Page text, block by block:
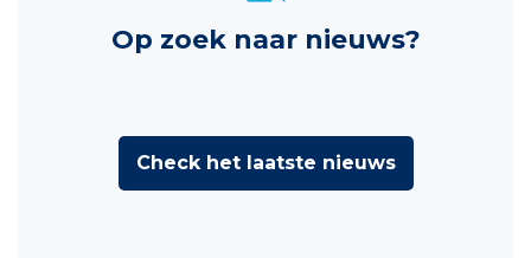
Op zoek naar nieuws?
Check het laatste nieuws